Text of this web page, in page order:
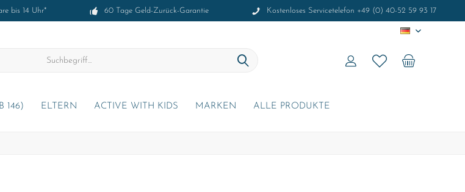
bis 14 Uhr* 60 Tage Geld-Zurück-Garantie Kostenloses Servicetelefon +49 (0) 40-52 59 93 17
DE
146) ELTERN ACTIVE WITH KIDS MARKEN ALLE PRODUKTE